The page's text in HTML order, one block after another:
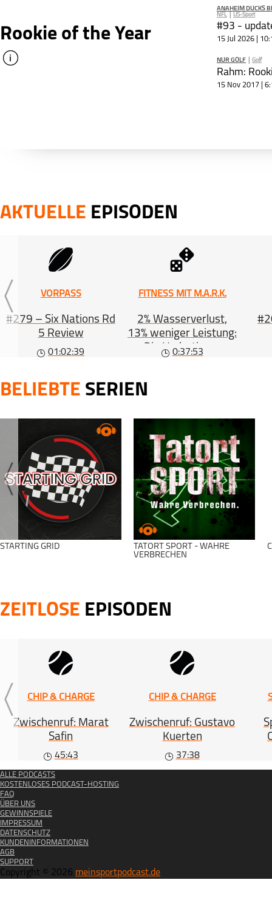
Rookie of the Year
info
ANAHEIM DUCKS
NFL US-Sport
#93 -
15 Jul 2026 |
NUR GOLF Golf
Rahm:
15 Nov 2017 |
AKTUELLE EPISODEN
VORPASS
#279 – Six Nations Rd
5 Review
01:02:39
FITNESS MIT M.A.R.K.
2% Wasserverlust,
13% weniger Leistung:
Die Hydrations-
0:37:53
BELIEBTE SERIEN
STARTING GRID
TATORT SPORT - WAHRE
VERBRECHEN
ZEITLOSE EPISODEN
CHIP & CHARGE
Zwischenruf: Marat
Safin
45:43
CHIP & CHARGE
Zwischenruf: Gustavo
Kuerten
37:38
ALLE PODCASTS
KOSTENLOSES PODCAST-HOSTING
FAQ
ÜBER UNS
GEWINNSPIELE
IMPRESSUM
DATENSCHUTZ
KUNDENINFORMATIONEN
AGB
SUPPORT
Copyright © 2026 meinsportpodcast.de